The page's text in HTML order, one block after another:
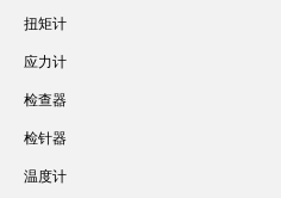
扭矩计
应力计
检查器
检针器
温度计